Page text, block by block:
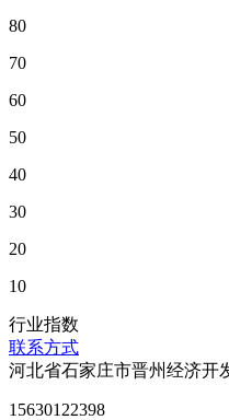
80
70
60
50
40
30
20
10
行业指数
联系方式
河北省石家庄市晋州经济开
15630122398